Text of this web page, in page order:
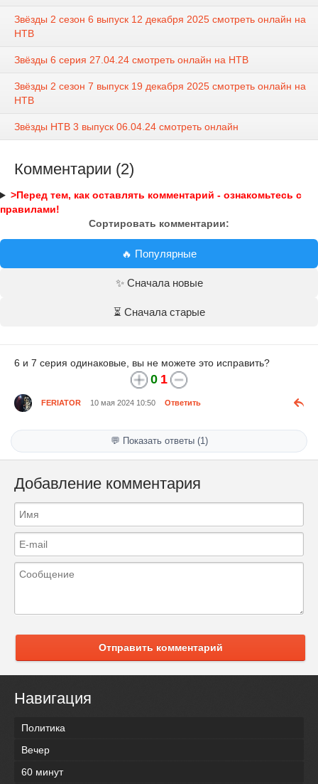
Звёзды 2 сезон 6 выпуск 12 декабря 2025 смотреть онлайн на
НТВ
Звёзды 6 серия 27.04.24 смотреть онлайн на НТВ
Звёзды 2 сезон 7 выпуск 19 декабря 2025 смотреть онлайн на
НТВ
Звёзды НТВ 3 выпуск 06.04.24 смотреть онлайн
Комментарии (2)
>Перед тем, как оставлять комментарий - ознакомьтесь с
правилами!
Сортировать комментарии:
🔥 Популярные
✨ Сначала новые
⏳ Сначала старые
6 и 7 серия одинаковые, вы не можете это исправить?
0 1
FERIATOR 10 мая 2024 10:50 Ответить
💬 Показать ответы (1)
Добавление комментария
Отправить комментарий
Навигация
Политика
Вечер
60 минут